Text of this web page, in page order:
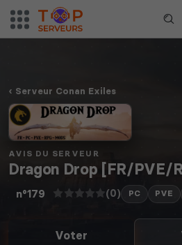
The Front
Dune Awakening
Squad
Serveur Conan Exiles
AVIS DU SERVEUR
Dragon Drop [FR/PVE/
n°179 (0) PC PVE
Voter